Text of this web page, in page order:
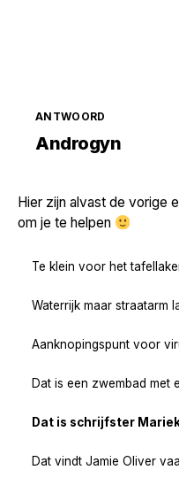
ANTWOORD
Androgyn
Hier zijn alvast de vorige
om je te helpen
Te klein voor het
Waterrijk maar straatarm
Aanknopingspunt voor
Dat is een zwembad met
Dat is schrijfster
Dat vindt Jamie Oliver